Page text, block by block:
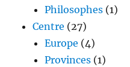
Philosophes (1)
Centre (27)
Europe (4)
Provinces (1)